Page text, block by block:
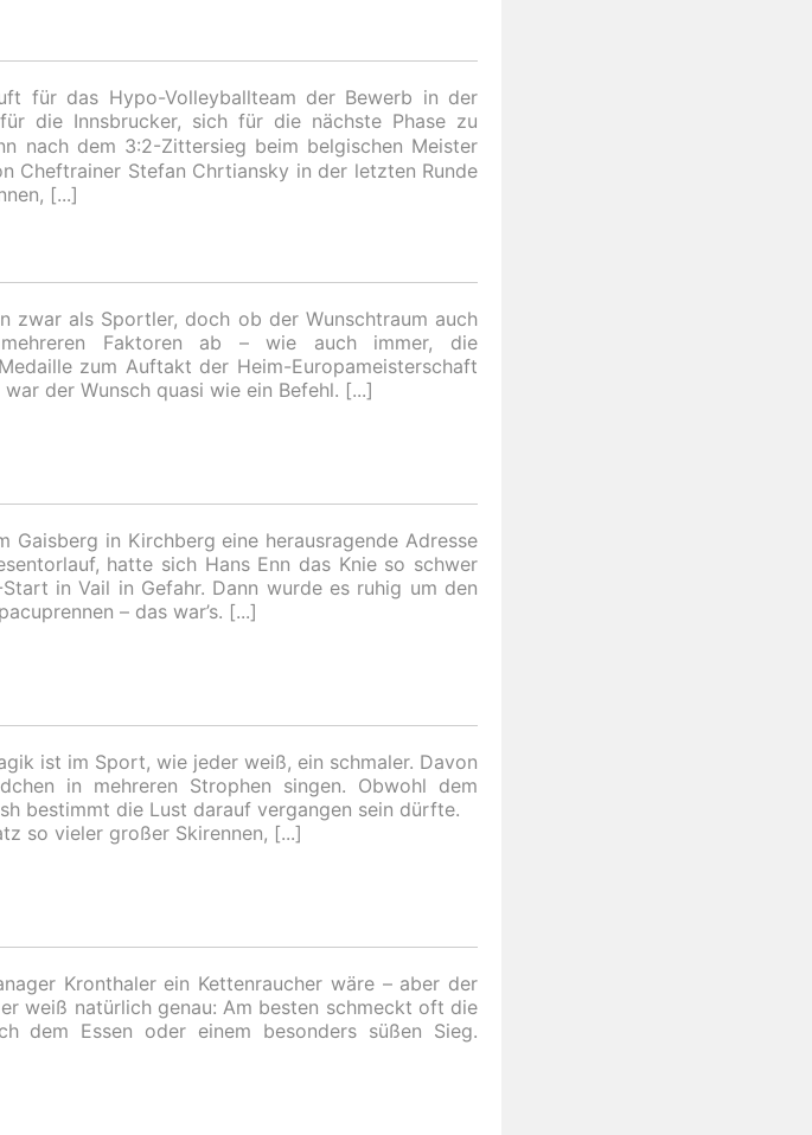
für das Hypo-Volleyballteam der Bewerb in der
die Innsbrucker, sich für die nächste Phase zu
nach dem 3:2-Zittersieg beim belgischen Meister
Cheftrainer Stefan Chrtiansky in der letzten Runde
zwar als Sportler, doch ob der Wunschtraum auch
Faktoren ab – wie auch immer, die
zum Auftakt der Heim-Europameisterschaft
der Wunsch quasi wie ein Befehl.
Gaisberg in Kirchberg eine herausragende Adresse
hatte sich Hans Enn das Knie so schwer
in Vail in Gefahr. Dann wurde es ruhig um den
– das war’s.
ist im Sport, wie jeder weiß, ein schmaler. Davon
in mehreren Strophen singen. Obwohl dem
bestimmt die Lust darauf vergangen sein dürfte.
so vieler großer Skirennen,
Kronthaler ein Kettenraucher wäre – aber der
weiß natürlich genau: Am besten schmeckt oft die
dem Essen oder einem besonders süßen Sieg.